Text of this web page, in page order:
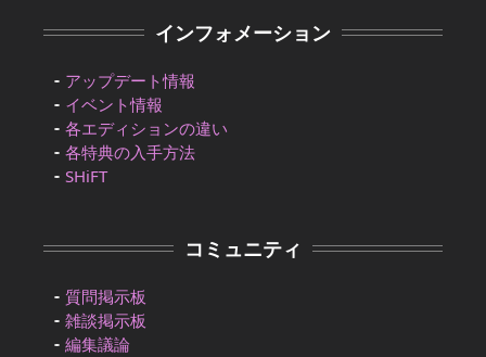
インフォメーション
アップデート情報
イベント情報
各エディションの違い
各特典の入手方法
SHiFT
コミュニティ
質問掲示板
雑談掲示板
編集議論